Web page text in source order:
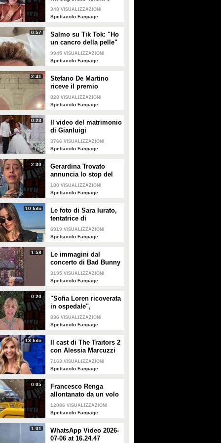
attacchi di panico
348 VISUALIZZAZIONI
Spettacolo Fanpage
0:57
Salmo su Tik Tok: "Ho
un cancro della pelle"
e apre al dibattito sulle
creme solari
9945 VISUALIZZAZIONI
Spettacolo Fanpage
2:41
Stefano De Martino
riceve il premio
intitolato al padre
Enrico
828 VISUALIZZAZIONI
Spettacolo Fanpage
0:23
Il video del matrimonio
di Gianluigi
Donnarumma e Alessia
Elefante
3766 VISUALIZZAZIONI
Spettacolo Fanpage
2:30
Gerardina Trovato
annuncia lo stop del
tour per problemi di
salute
180 VISUALIZZAZIONI
Spettacolo Fanpage
10 foto
Le foto di Sara Iurato,
tentatrice di
Temptation Island 2026
6919 VISUALIZZAZIONI
Spettacolo Fanpage
1:58
Le immagini dal
concerto di Bad Bunny
a Milano
3195 VISUALIZZAZIONI
Spettacolo Fanpage
0:20
"Sofia Loren ricoverata
in ospedale",
Alessandra Mussolini
smentisce: "È serena e
836 VISUALIZZAZIONI
Spettacolo Fanpage
13 foto
Il cast di The Traitors 2
con Alessia Marcuzzi
7163 VISUALIZZAZIONI
Spettacolo Fanpage
0:05
Francesco Renga
allontanato da un volo
Ryanair dopo una
discussione con gli
12086 VISUALIZZAZIONI
Spettacolo Fanpage
1:01
WhatsApp Video 2026-
07-06 at 16.24.47